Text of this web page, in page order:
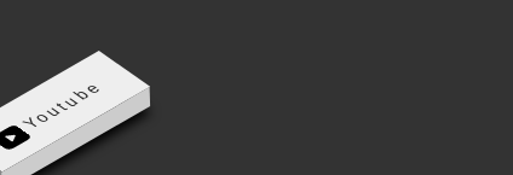
Youtube